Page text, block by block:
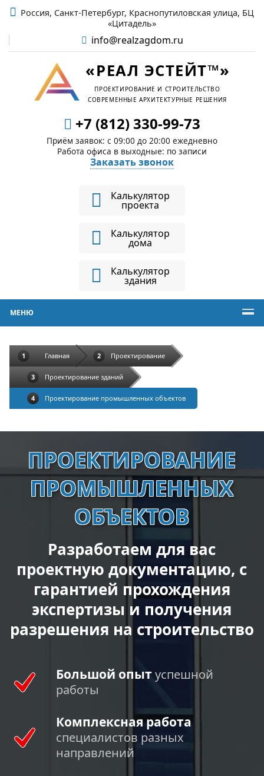
Россия, Санкт-Петербург, Краснопутиловская улица, БЦ
«Цитадель»
info@realzagdom.ru
«РЕАЛ ЭСТЕЙТ™»
ПРОЕКТИРОВАНИЕ И СТРОИТЕЛЬСТВО
СОВРЕМЕННЫЕ АРХИТЕКТУРНЫЕ РЕШЕНИЯ
+7 (812) 330-99-73
Приём заявок: c 09:00 до 20:00 ежедневно
Работа офиса в выходные: по записи
Заказать звонок
Калькулятор
проекта
Калькулятор
дома
Калькулятор
здания
МЕНЮ
Главная Проектирование
Проектирование зданий
Проектирование промышленных объектов
ПРОЕКТИРОВАНИЕ
ПРОМЫШЛЕННЫХ
ОБЪЕКТОВ
Разработаем для вас
проектную документацию, с
гарантией прохождения
экспертизы и получения
разрешения на строительство
Большой опытуспешной
работы
Комплексная работа
специалистов разных
направлений